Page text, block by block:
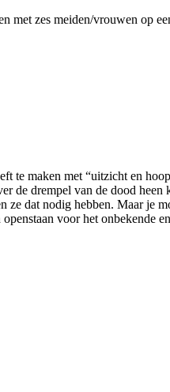
met zes meiden/vrouwen op
te maken met “uitzicht en
de drempel van de dood heen
ze dat nodig hebben. Maar je
voor het onbekende